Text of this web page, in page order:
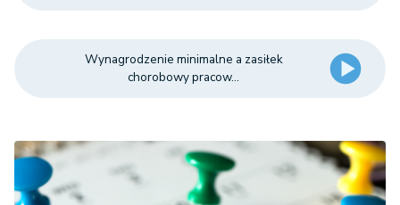
Wynagrodzenie minimalne a zasiłek
chorobowy pracow...